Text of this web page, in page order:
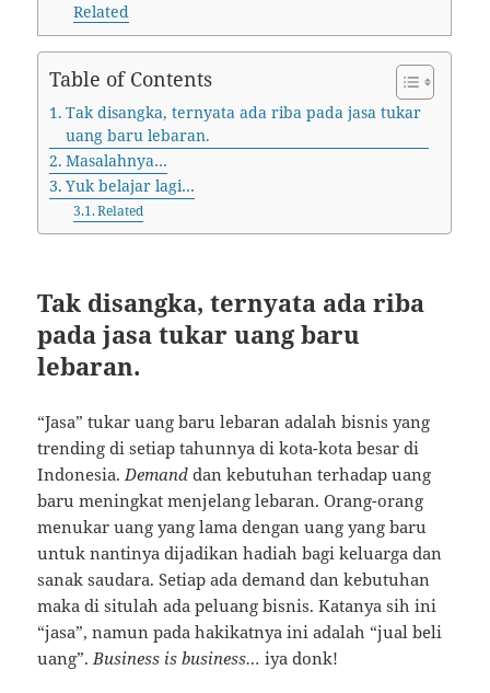
Related
Table of Contents
Tak disangka, ternyata ada riba pada jasa tukar
uang baru lebaran.
Masalahnya…
Yuk belajar lagi…
Related
Tak disangka, ternyata ada riba
pada jasa tukar uang baru
lebaran.
“Jasa” tukar uang baru lebaran adalah bisnis yang
trending di setiap tahunnya di kota-kota besar di
Indonesia.Demand dan kebutuhan terhadap uang
baru meningkat menjelang lebaran. Orang-orang
menukar uang yang lama dengan uang yang baru
untuk nantinya dijadikan hadiah bagi keluarga dan
sanak saudara. Setiap ada demand dan kebutuhan
maka di situlah ada peluang bisnis. Katanya sih ini
“jasa”, namun pada hakikatnya ini adalah “jual beli
uang”.Business is business… iya donk!